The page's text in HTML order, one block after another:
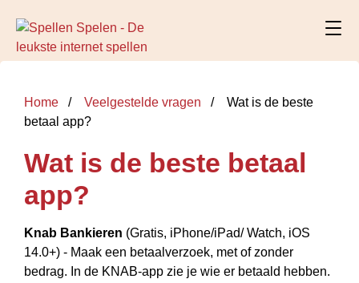
Home Veelgestelde vragen
Wat is de beste
betaal app?
Wat is de beste betaal
app?
Knab Bankieren (Gratis, iPhone/iPad/ Watch, iOS
14.0+) - Maak een betaalverzoek, met of zonder
bedrag. In de KNAB-app zie je wie er betaald hebben.